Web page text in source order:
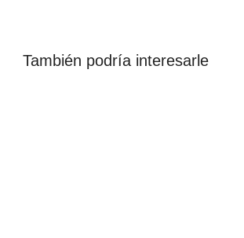
También podría interesarle